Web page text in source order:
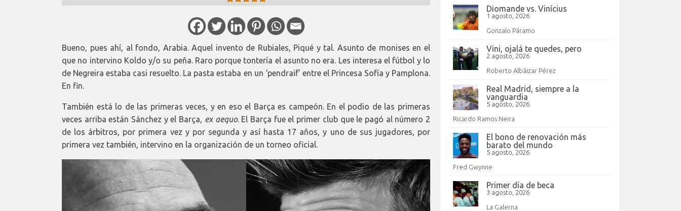
Bueno, pues ahí, al fondo, Arabia. Aquel invento de Rubiales, Piqué y tal. Asunto de monises en el
que no intervino Koldo y/o su peña. Raro porque tontería el asunto no era. Les interesa el fútbol y lo
de Negreira estaba casi resuelto. La pasta estaba en un ‘pendraif’ entre el Princesa Sofía y Pamplona.
En fin.
También está lo de las primeras veces, y en eso el Barça es campeón. En el podio de las primeras
veces arriba están Sánchez y el Barça, ex aequo. El Barça fue el primer club que le pagó al número 2
de los árbitros, por primera vez y por segunda y así hasta 17 años, y uno de sus jugadores, por
primera vez también, intervino en la organización de un torneo oficial.
Diomande vs. Vinícius
1 agosto, 2026
Gonzalo Páramo
Vini, ojalá te quedes, pero
2 agosto, 2026
Roberto Albáizar Pérez
Real Madrid, siempre a la
vanguardia
5 agosto, 2026
Ricardo Ramos Neira
El bono de renovación más
barato del mundo
5 agosto, 2026
Fred Gwynne
Primer día de beca
3 agosto, 2026
La Galerna